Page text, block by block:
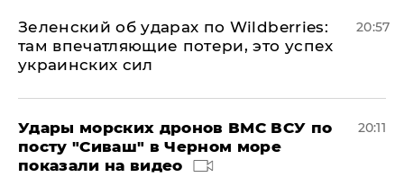
Зеленский об ударах по Wildberries:
там впечатляющие потери, это успех
украинских сил
20:57
Удары морских дронов ВМС ВСУ по
посту "Сиваш" в Черном море
показали на видео
20:11